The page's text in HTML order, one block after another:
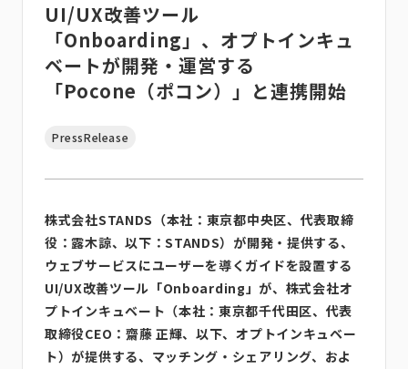
UI/UX改善ツール
「Onboarding」、オプトインキュ
ベートが開発・運営する
「Pocone（ポコン）」と連携開始
PressRelease
株式会社STANDS（本社：東京都中央区、代表取締
役：露木諒、以下：STANDS）が開発・提供する、
ウェブサービスにユーザーを導くガイドを設置する
UI/UX改善ツール「Onboarding」が、株式会社オ
プトインキュベート（本社：東京都千代田区、代表
取締役CEO：齋藤 正輝、以下、オプトインキュベー
ト）が提供する、マッチング・シェアリング、およ